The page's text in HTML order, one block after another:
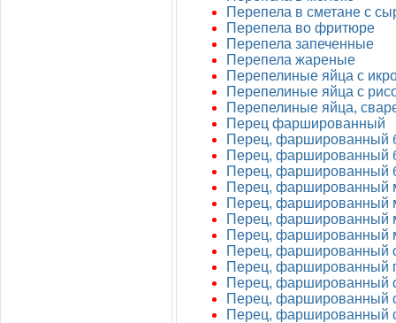
Перепела в сметане с
Перепела во фритюре
Перепела запеченные
Перепела жареные
Перепелиные яйца с
Перепелиные яйца с
Перепелиные яйца,
Перец фаршированный
Перец, фаршированный
Перец, фаршированный
Перец, фаршированный
Перец, фаршированный
Перец, фаршированный
Перец, фаршированный
Перец, фаршированный
Перец, фаршированный
Перец, фаршированный
Перец, фаршированный
Перец, фаршированный
Перец, фаршированный